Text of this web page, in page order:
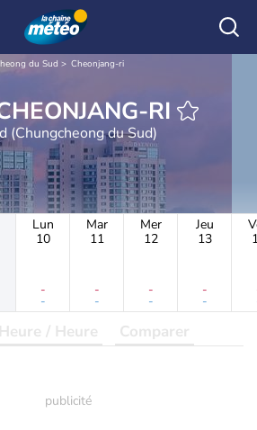
du Sud Cheonjang-ri
CHEONJANG-RI
(Chungcheong du Sud)
Lun
10
-
-
Mar
11
-
-
Mer
12
-
-
Jeu
13
-
-
Heure / Heure Comparer